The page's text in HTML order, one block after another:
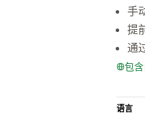
手
提
通
包
语言